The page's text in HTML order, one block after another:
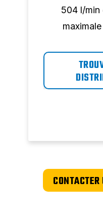
504 l/min